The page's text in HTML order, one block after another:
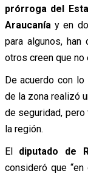
prórroga del
Araucanía y en
para algunos,
otros creen que no
De acuerdo con
de la zona realizó
de seguridad,
la región.
El diputado de
consideró que